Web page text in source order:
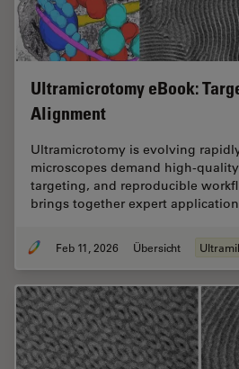
Ultramicrotomy eBook:
Alignment
Ultramicrotomy is evolving
microscopes demand
targeting, and reproducible
brings together expert
Feb 11, 2026 Übersicht